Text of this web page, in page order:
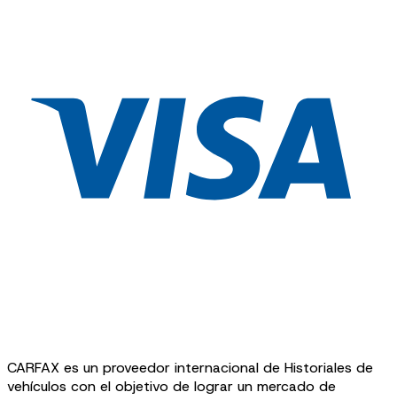
CARFAX es un proveedor internacional de Historiales de
vehículos con el objetivo de lograr un mercado de